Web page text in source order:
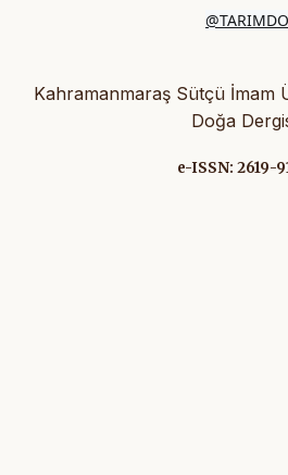
Kahramanmaraş Sütçü İmam
Doğa
e-ISSN: 2619-